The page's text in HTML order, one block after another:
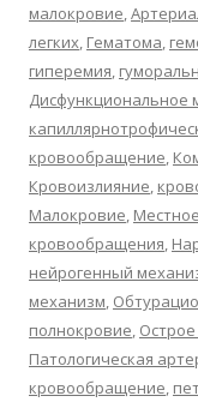
малокровие,
легких, Гематома,
гиперемия,
Дисфункциональное
кровообращение,
Кровоизлияние,
Малокровие,
кровообращения,
нейрогенный
механизм,
полнокровие,
Патологическая
кровообращение,